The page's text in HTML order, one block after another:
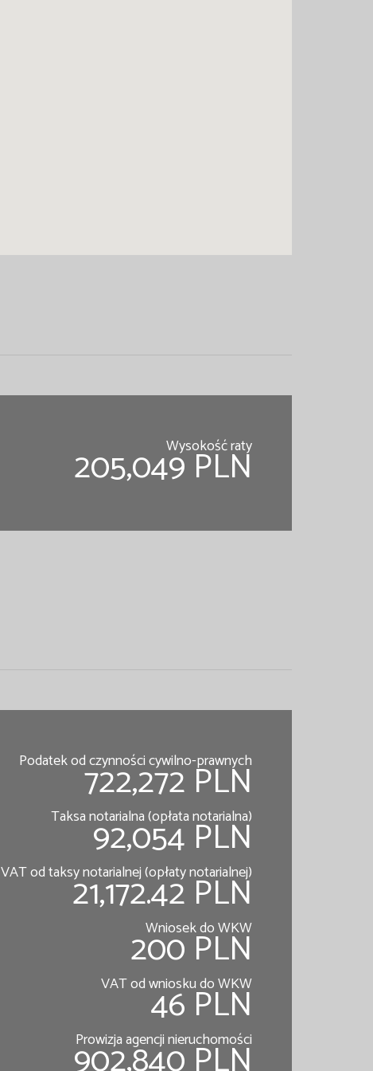
Wysokość raty
205,049 PLN
Podatek od czynności cywilno-prawnych
722,272 PLN
Taksa notarialna (opłata notarialna)
92,054 PLN
VAT od taksy notarialnej (opłaty notarialnej)
21,172.42 PLN
Wniosek do WKW
200 PLN
VAT od wniosku do WKW
46 PLN
Prowizja agencji nieruchomości